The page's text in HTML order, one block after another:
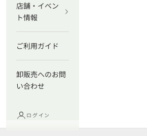
店舗・イベン
ト情報
ご利用ガイド
卸販売へのお問
い合わせ
ログイン